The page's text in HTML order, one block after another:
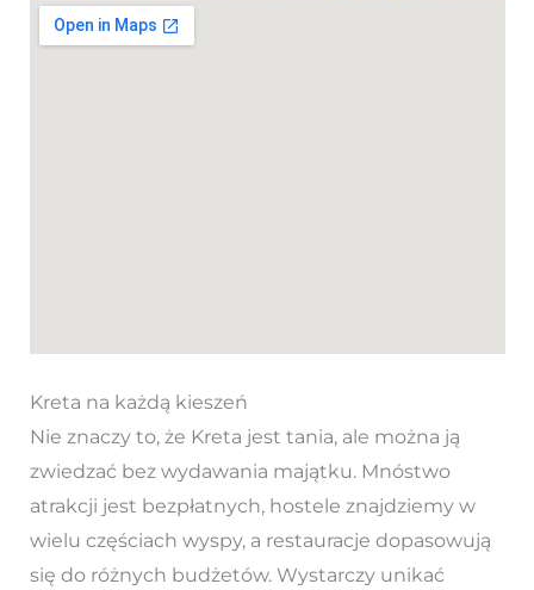
Kreta na każdą kieszeń
Nie znaczy to, że Kreta jest tania, ale można ją
zwiedzać bez wydawania majątku. Mnóstwo
atrakcji jest bezpłatnych, hostele znajdziemy w
wielu częściach wyspy, a restauracje dopasowują
się do różnych budżetów. Wystarczy unikać